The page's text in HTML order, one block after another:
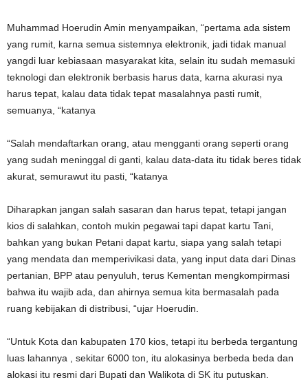
Muhammad Hoerudin Amin menyampaikan, “pertama ada sistem
yang rumit, karna semua sistemnya elektronik, jadi tidak manual
yangdi luar kebiasaan masyarakat kita, selain itu sudah memasuki
teknologi dan elektronik berbasis harus data, karna akurasi nya
harus tepat, kalau data tidak tepat masalahnya pasti rumit,
semuanya, “katanya
“Salah mendaftarkan orang, atau mengganti orang seperti orang
yang sudah meninggal di ganti, kalau data-data itu tidak beres tidak
akurat, semurawut itu pasti, “katanya
Diharapkan jangan salah sasaran dan harus tepat, tetapi jangan
kios di salahkan, contoh mukin pegawai tapi dapat kartu Tani,
bahkan yang bukan Petani dapat kartu, siapa yang salah tetapi
yang mendata dan memperivikasi data, yang input data dari Dinas
pertanian, BPP atau penyuluh, terus Kementan mengkompirmasi
bahwa itu wajib ada, dan ahirnya semua kita bermasalah pada
ruang kebijakan di distribusi, “ujar Hoerudin.
“Untuk Kota dan kabupaten 170 kios, tetapi itu berbeda tergantung
luas lahannya , sekitar 6000 ton, itu alokasinya berbeda beda dan
alokasi itu resmi dari Bupati dan Walikota di SK itu putuskan.